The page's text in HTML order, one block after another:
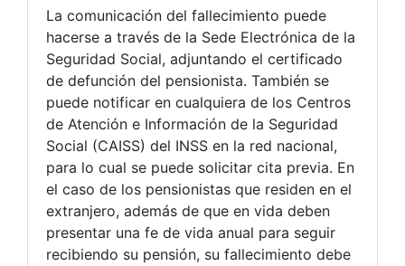
La comunicación del fallecimiento puede
hacerse a través de la Sede Electrónica de la
Seguridad Social, adjuntando el certificado
de defunción del pensionista. También se
puede notificar en cualquiera de los Centros
de Atención e Información de la Seguridad
Social (CAISS) del INSS en la red nacional,
para lo cual se puede solicitar cita previa. En
el caso de los pensionistas que residen en el
extranjero, además de que en vida deben
presentar una fe de vida anual para seguir
recibiendo su pensión, su fallecimiento debe